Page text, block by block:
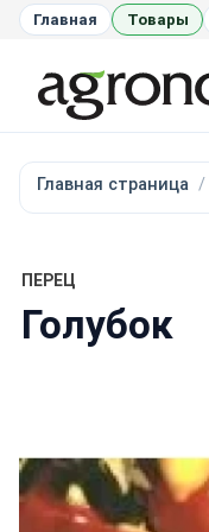
Главная Товары
Главная страница
ПЕРЕЦ
Голубок